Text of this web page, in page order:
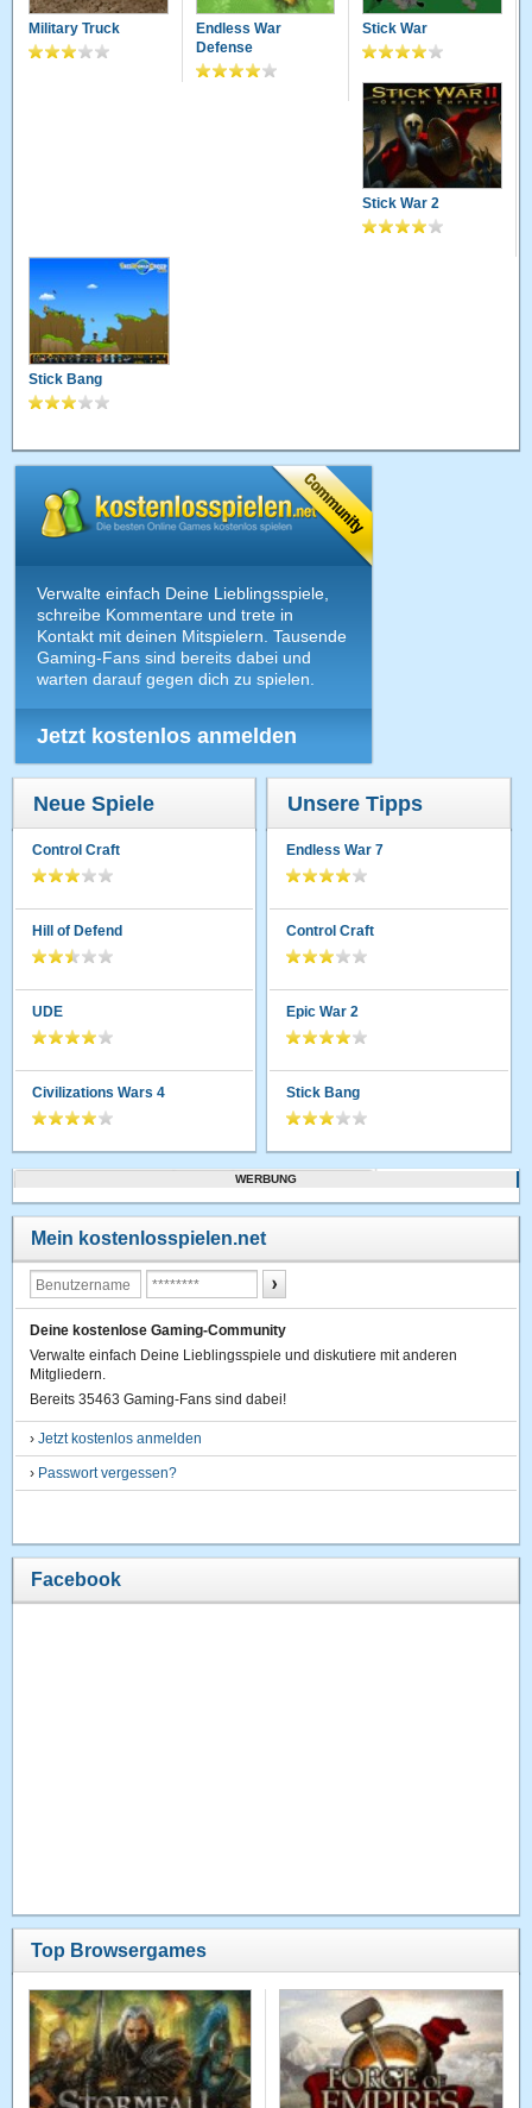
Military Truck
Endless War
Defense
Stick War
Stick War 2
Stick Bang
Verwalte einfach Deine Lieblingsspiele,
schreibe Kommentare und trete in
Kontakt mit deinen Mitspielern. Tausende
Gaming-Fans sind bereits dabei und
warten darauf gegen dich zu spielen.
Jetzt kostenlos anmelden
Neue Spiele
Control Craft
Hill of Defend
UDE
Civilizations Wars 4
Unsere Tipps
Endless War 7
Control Craft
Epic War 2
Stick Bang
WERBUNG
Mein kostenlosspielen.net
Deine kostenlose Gaming-Community
Verwalte einfach Deine Lieblingsspiele und diskutiere mit anderen
Mitgliedern.
Bereits 35463 Gaming-Fans sind dabei!
›Jetzt kostenlos anmelden
› Passwort vergessen?
Facebook
Top Browsergames